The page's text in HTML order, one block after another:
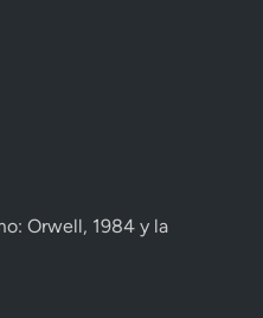
Orwell, 1984 y la